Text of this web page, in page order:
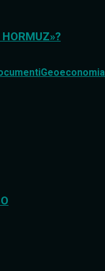
Geoeconomia